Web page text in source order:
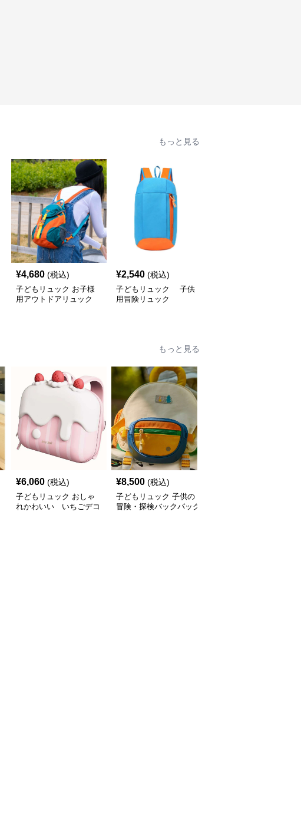
もっと見る
¥4,680 (税込)
子どもリュック お子様
用アウトドアリュック
¥2,540 (税込)
子どもリュック 子供
用冒険リュック
もっと見る
¥6,060 (税込)
子どもリュック おしゃ
れかわいい いちごデコ
¥8,500 (税込)
子どもリュック 子供の
冒険・探検バックパック